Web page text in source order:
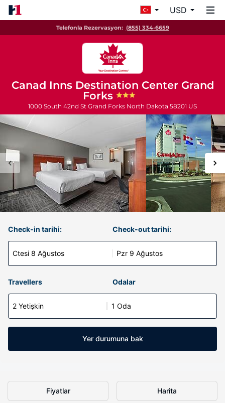
USD
Telefonla Rezervasyon: (855) 334-6659
Canad Inns Destination Center Grand
Forks
1000 South 42nd St Grand Forks North Dakota 58201 US
Check-in tarihi:
Ctesi 8 Ağustos
Check-out tarihi:
Pzr 9 Ağustos
Travellers Odalar
2 Yetişkin 1 Oda
Yer durumuna bak
Fiyatlar Harita